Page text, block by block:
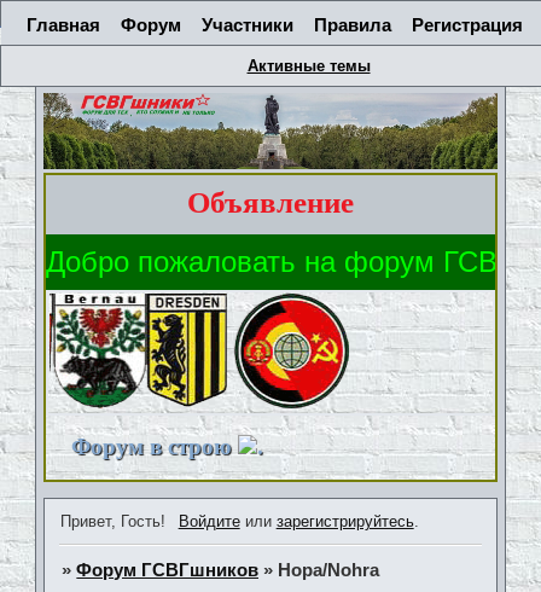
Главная Форум Участники Правила Регистрация
Активные темы
Объявление
Форум в строю .
Привет, Гость! Войдитеили зарегистрируйтесь.
»Форум ГСВГшников » Нора/Nohra